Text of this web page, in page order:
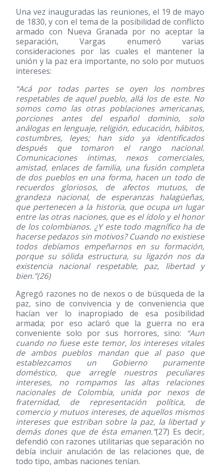
Una vez inauguradas las reuniones, el 19 de mayo
de 1830, y con el tema de la posibilidad de conflicto
armado con Nueva Granada por no aceptar la
separación, Vargas enumeró varias
consideraciones por las cuales el mantener la
unión y la paz era importante, no solo por mutuos
intereses:
“Acá por todas partes se oyen los nombres
respetables de aquel pueblo, allá los de este. No
somos como las otras poblaciones americanas,
porciones antes del español dominio, solo
análogas en lenguaje, religión, educación, hábitos,
costumbres, leyes; han sido ya identificados
después que tomaron el rango nacional.
Comunicaciones íntimas, nexos comerciales,
amistad, enlaces de familia, una fusión completa
de dos pueblos en una forma, hacen un todo de
recuerdos gloriosos, de afectos mutuos, de
grandeza nacional, de esperanzas halagüeñas,
que pertenecen a la historia, que ocupa un lugar
entre las otras naciones, que es el ídolo y el honor
de los colombianos. ¿Y este todo magnífico ha de
hacerse pedazos sin motivos? Cuando no existiese
todos debíamos empeñarnos en su formación,
porque su sólida estructura, su ligazón nos da
existencia nacional respetable, paz, libertad y
bien.”(26)
Agregó razones no de nexos o de búsqueda de la
paz, sino de convivencia y de conveniencia que
hacían ver lo inapropiado de esa posibilidad
armada; por eso aclaró que la guerra no era
conveniente solo por sus horrores, sino: “Aun
cuando no fuese este temor, los intereses vitales
de ambos pueblos mandan que al paso que
establezcamos un Gobierno puramente
doméstico, que arregle nuestros peculiares
intereses, no rompamos las altas relaciones
nacionales de Colombia, unida por nexos de
fraternidad, de representación política, de
comercio y mutuos intereses, de aquellos mismos
intereses que estriban sobre la paz, la libertad y
demás dones que de ésta emanen.”(27) Es decir,
defendió con razones utilitarias que separación no
debía incluir anulación de las relaciones que, de
todo tipo, ambas naciones tenían.